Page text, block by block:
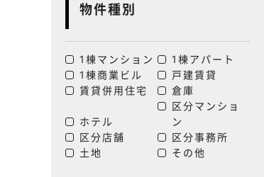
物件種別
1棟マンション
1棟アパート
1棟商業ビル
戸建賃貸
賃貸併用住宅
倉庫
ホテル
区分マンショ
ン
区分店舗
区分事務所
土地
その他